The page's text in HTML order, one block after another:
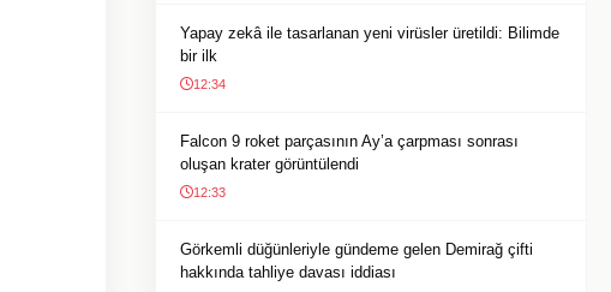
Yapay zekâ ile tasarlanan yeni virüsler üretildi: Bilimde
bir ilk
12:34
Falcon 9 roket parçasının Ay’a çarpması sonrası
oluşan krater görüntülendi
12:33
Görkemli düğünleriyle gündeme gelen Demirağ çifti
hakkında tahliye davası iddiası